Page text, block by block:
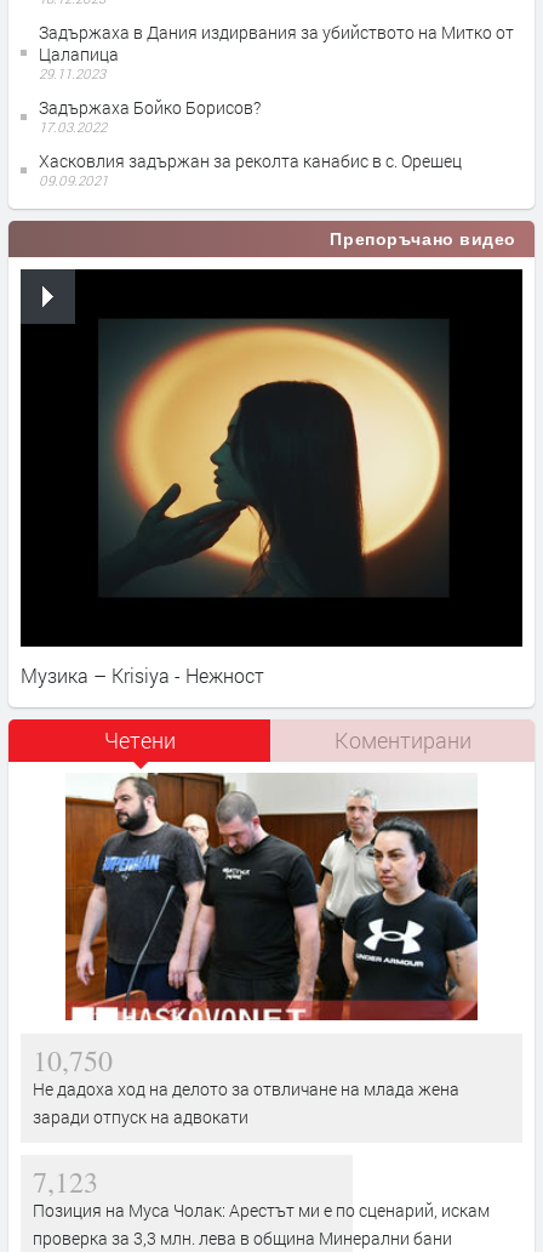
Задържаха в Дания издирвания за убийството на Митко от
Цалапица
29.11.2023
Задържаха Бойко Борисов?
17.03.2022
Хасковлия задържан за реколта канабис в с. Орешец
09.09.2021
Препоръчано видео
Музика – Krisiya - Нежност
Четени Коментирани
10,750
Не дадоха ход на делото за отвличане на млада жена
заради отпуск на адвокати
7,123
Позиция на Муса Чолак: Арестът ми е по сценарий, искам
проверка за 3,3 млн. лева в община Минерални бани